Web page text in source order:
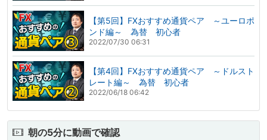
【第5回】FXおすすめ通貨ペア ～ユーロポ
ンド編～ 為替 初心者
2022/07/30 06:31
【第4回】FXおすすめ通貨ペア ～ドルスト
レート編～ 為替 初心者
2022/06/18 06:42
朝の5分に動画で確認